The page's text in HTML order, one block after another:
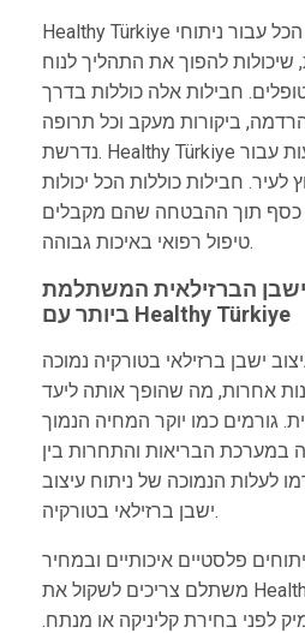
Healthy Türkiye מציעה חבילות כוללות הכל עבור ניתוחי
שיכולות להפוך את התהליך לנוח
חבילות אלה כוללות בדרך
ביקורות מעקב וכל תרופה
נדרשת. Healthy Türkiye גם מספקת מגורים והסעות עבור
חבילות כוללות הכל יכולות
כסף תוך ההבטחה שהם מקבלים
טיפול רפואי באיכות גבוהה.
הברזילאית המשתלמת
ביותר עם Healthy Türkiye
ישבן ברזילאי בטורקיה נמוכה
אחרות, מה שהופך אותה ליעד
גורמים כמו יוקר המחיה הנמוך
הבריאות והתחרות בין
לעלות הנמוכה של ניתוח עיצוב
ישבן ברזילאי בטורקיה.
פלסטיים איכותיים ובמחיר
משתלם צריכים לשקול את Healthy Türkiye כאופציה
לפני בחירת קליניקה או מנתח.